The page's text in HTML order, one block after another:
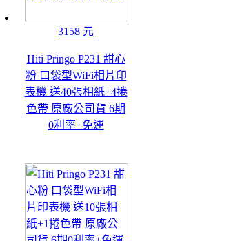
3158 元
Hiti Pringo P231 甜心
粉 口袋型WiFi相片印
表機 送40張相紙+4捲
色帶 原廠公司貨 6期
0利率+免運